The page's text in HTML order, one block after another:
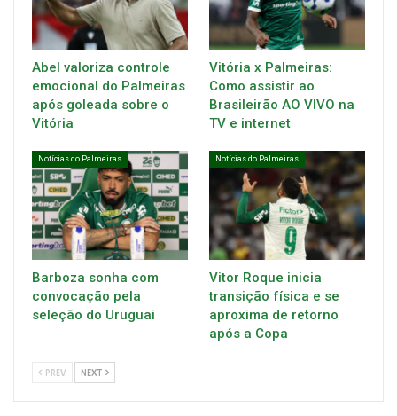
Abel valoriza controle
emocional do Palmeiras
após goleada sobre o
Vitória
Vitória x Palmeiras:
Como assistir ao
Brasileirão AO VIVO na
TV e internet
Notícias do Palmeiras
Barboza sonha com
convocação pela
seleção do Uruguai
Notícias do Palmeiras
Vitor Roque inicia
transição física e se
aproxima de retorno
após a Copa
PREV NEXT